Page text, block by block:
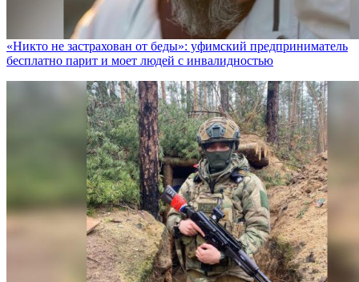
«Никто не заcтрахован от беды»: уфимский предприниматель
бесплатно парит и моет людей с инвалидностью